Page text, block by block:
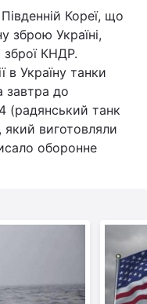
Кореї, що
зброю Україні,
зброї КНДР.
в Україну танки
завтра до
(радянський танк
який виготовляли
оборонне